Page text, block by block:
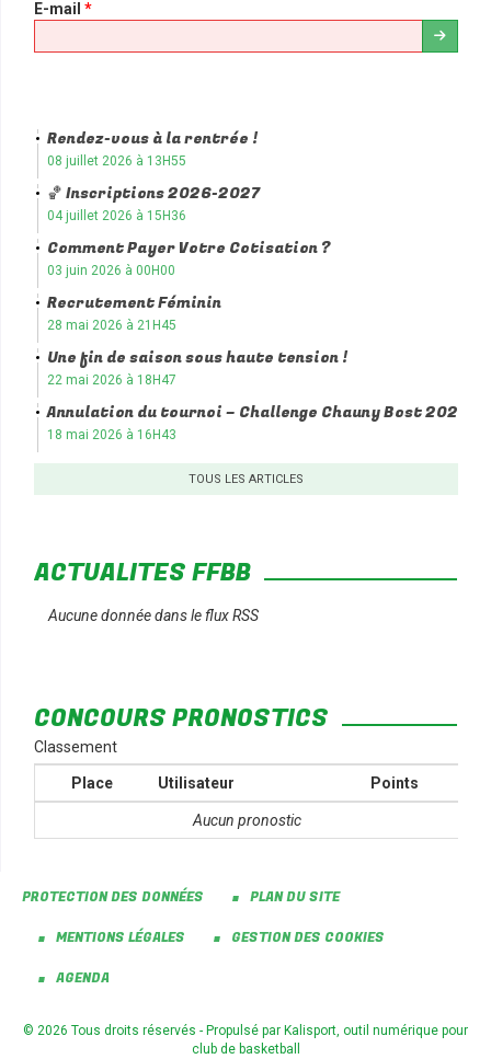
E-mail *
Rendez-vous à la rentrée !
08 juillet 2026 à 13H55
🏀 Inscriptions 2026-2027
04 juillet 2026 à 15H36
Comment Payer Votre Cotisation ?
03 juin 2026 à 00H00
Recrutement Féminin
28 mai 2026 à 21H45
Une fin de saison sous haute tension !
22 mai 2026 à 18H47
Annulation du tournoi – Challenge Chauny Bost 2026
18 mai 2026 à 16H43
TOUS LES ARTICLES
ACTUALITÉS FFBB
Aucune donnée dans le flux RSS
CONCOURS PRONOSTICS
Classement
Place Utilisateur Points
Aucun pronostic
PROTECTION DES DONNÉES PLAN DU SITE
MENTIONS LÉGALES GESTION DES COOKIES
AGENDA
© 2026 Tous droits réservés - Propulsé par Kalisport, outil numérique pour
club de basketball